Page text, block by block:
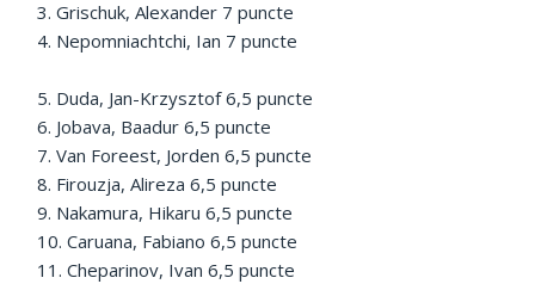
3. Grischuk, Alexander 7 puncte
4. Nepomniachtchi, Ian 7 puncte
5. Duda, Jan-Krzysztof 6,5 puncte
6. Jobava, Baadur 6,5 puncte
7. Van Foreest, Jorden 6,5 puncte
8. Firouzja, Alireza 6,5 puncte
9. Nakamura, Hikaru 6,5 puncte
10. Caruana, Fabiano 6,5 puncte
11. Cheparinov, Ivan 6,5 puncte